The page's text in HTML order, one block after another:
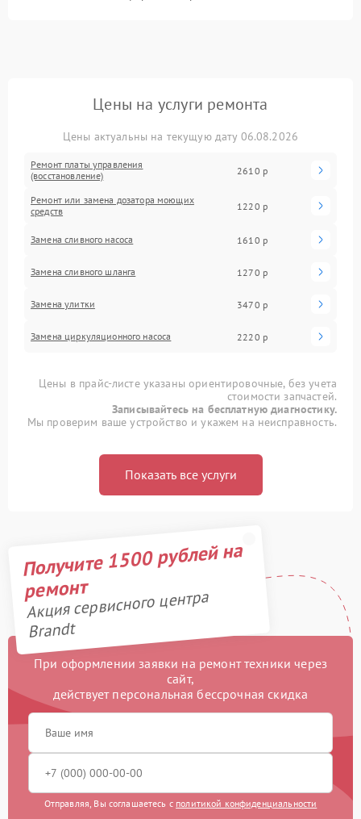
Цены на услуги ремонта
Цены актуальны на текущую дату 06.08.2026
Ремонт платы управления
(восстановление)
2610 р
Ремонт или замена дозатора моющих
средств
1220 р
Замена сливного насоса 1610 р
Замена сливного шланга 1270 р
Замена улитки 3470 р
Замена циркуляционного насоса 2220 р
Цены в прайс-листе указаны ориентировочные, без учета
стоимости запчастей.
Записывайтесь на бесплатную диагностику.
Мы проверим ваше устройство и укажем на неисправность.
Показать все услуги
Получите 1500 рублей на
ремонт
Акция сервисного центра
Brandt
При оформлении заявки на ремонт техники через
сайт,
действует персональная бессрочная скидка
Отправляя, Вы соглашаетесь с политикой конфиденциальности